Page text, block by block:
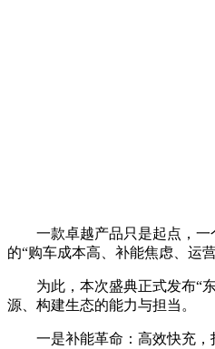
一款卓越产品只是起点，一个
的“购车成本高、补能焦虑、运
为此，本次盛典正式发布“东
源、构建生态的能力与担当。
一是补能革命：高效快充，打